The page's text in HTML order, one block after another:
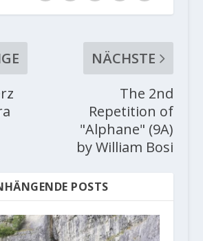
NÄCHSTE
The 2nd
Repetition of
"Alphane" (9A)
by William Bosi
POSTS